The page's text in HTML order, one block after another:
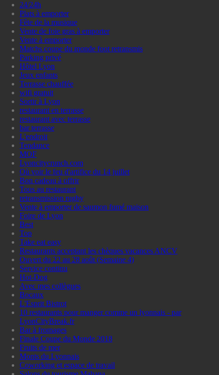
24/24h
Plats à emporter
Fête de la musique
Vente de foie gras à emporter
Vente à emporter
Matchs coupe du monde foot retransmis
Parking privé
Hôtel Lyon
Jeux enfants
Terrasse chauffée
wifi gratuit
Sortir à Lyon
restaurant en terrasse
restaurant avec terrasse
bar terrasse
L'endroit
Tendance
MOF
Lyoncitycrunch.com
Où voir le feu d'artifice du 14 juillet
Bon cadeau à offrir
Tous au restaurant
retransmission rugby
Vente à emporter de saumon fumé maison
Foire de Lyon
Best
Top
Take eat easy
Restaurants acceptant les chèques vacances ANCV
Ouvert du 22 au 28 août (Semaine 4)
Service continu
Hot-Dog
Avec mes collègues
Bocaux
L'Esprit Bistrot
10 restaurants pour manger comme un lyonnais - par
LyonCityBreak.fr
Bar à fromages
Finale Coupe du Monde 2018
Fruits de mer
Monts du Lyonnais
Coworking et espace de travail